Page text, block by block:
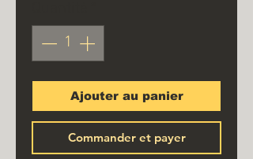
Ajouter au panier
Commander et payer